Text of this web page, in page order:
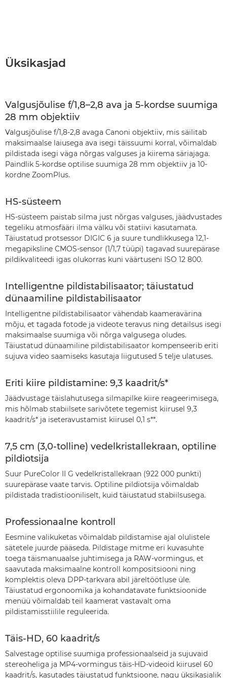
Üksikasjad
Valgusjõulise f/1,8–2,8 ava ja 5-kordse suumiga
28 mm objektiiv
Valgusjõulise f/1,8-2,8 avaga Canoni objektiiv, mis säilitab
maksimaalse laiusega ava isegi täissuumi korral, võimaldab
pildistada isegi väga nõrgas valguses ja kiirema säriajaga.
Paindlik 5-kordse optilise suumiga 28 mm objektiiv ja 10-
kordne ZoomPlus.
HS-süsteem
HS-süsteem paistab silma just nõrgas valguses, jäädvustades
tegeliku atmosfääri ilma välku või statiivi kasutamata.
Täiustatud protsessor DIGIC 6 ja suure tundlikkusega 12,1-
megapiksline CMOS-sensor (1/1,7 tüüpi) tagavad suurepärase
pildikvaliteedi igas olukorras kuni väärtuseni ISO 12 800.
Intelligentne pildistabilisaator; täiustatud
dünaamiline pildistabilisaator
Intelligentne pildistabilisaator vähendab kaameravärina
mõju, et tagada fotode ja videote teravus ning detailsus isegi
maksimaalse suumiga või nõrga valgusega oludes.
Täiustatud dünaamiline pildistabilisaator kompenseerib eriti
sujuva video saamiseks kasutaja liigutused 5 telje ulatuses.
Eriti kiire pildistamine: 9,3 kaadrit/s*
Jäädvustage täislahutusega silmapilke kiire reageerimisega,
mis hõlmab stabiilsete sarivõtete tegemist kiirusel 9,3
kaadrit/s* ja iseteravustamist kiirusel 0,1 s**.
7,5 cm (3,0-tolline) vedelkristallekraan, optiline
pildiotsija
Suur PureColor II G vedelkristallekraan (922 000 punkti)
suurepärase vaate tarvis. Optiline pildiotsija võimaldab
pildistada tradistiooniliselt, kuid täiustatud stabiilsusega.
Professionaalne kontroll
Eesmine valikuketas võimaldab pildistamise ajal olulistele
sätetele juurde pääseda. Pildistage mitme eri kuvasuhte
toega täismanuaalse juhtimisega ja RAW-vormingus, et
saavutada maksimaalne kontroll kompositsiooni ning
komplektis oleva DPP-tarkvara abil järeltöötluse üle.
Täiustatud ergonoomika ja kohandatavate funktsioonide
menüü võimaldab teil kaamerat vastavalt oma
pildistamisstiilile reguleerida.
Täis-HD, 60 kaadrit/s
Salvestage optilise suumiga professionaalseid ja sujuvaid
stereoheliga ja MP4-vormingus täis-HD-videoid kiirusel 60
kaadrit/s, kasutades täiustatud funktsioone, nagu üksikasjalik